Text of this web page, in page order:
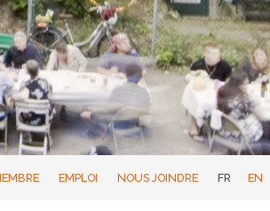
EMPLOI NOUS JOINDRE FR EN